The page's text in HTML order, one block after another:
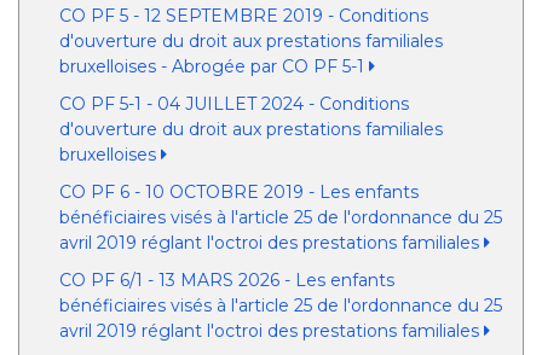
CO PF 5 - 12 SEPTEMBRE 2019 - Conditions
d'ouverture du droit aux prestations familiales
bruxelloises - Abrogée par CO PF 5-1
CO PF 5-1 - 04 JUILLET 2024 - Conditions
d'ouverture du droit aux prestations familiales
bruxelloises
CO PF 6 - 10 OCTOBRE 2019 - Les enfants
bénéficiaires visés à l'article 25 de l'ordonnance du 25
avril 2019 réglant l'octroi des prestations familiales
CO PF 6/1 - 13 MARS 2026 - Les enfants
bénéficiaires visés à l'article 25 de l'ordonnance du 25
avril 2019 réglant l'octroi des prestations familiales